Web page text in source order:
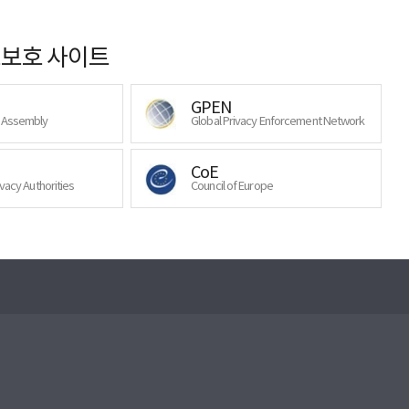
호 사이트
GPEN
Global Privacy Enforcement Network
Authorities
CoE
Council of Europe